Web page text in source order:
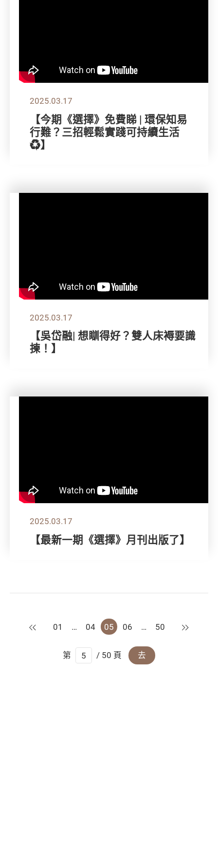
2025.03.17
【今期《選擇》免費睇 | 環保知易
行難？三招輕鬆實踐可持續生活
♻️】
2025.03.17
【吳岱融| 想瞓得好？雙人床褥要識
揀！】
2025.03.17
【最新一期《選擇》月刊出版了】
上一頁
01 … 04 05 06 … 50 下一頁
第 / 50 頁 去